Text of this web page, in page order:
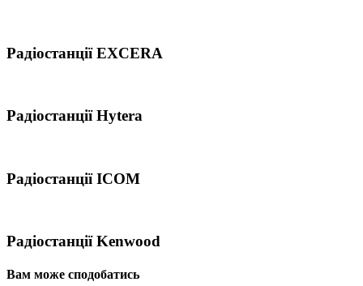
Радіостанції EXCERA
Радіостанції Hytera
Радіостанції ICOM
Радіостанції Kenwood
Вам може сподобатись